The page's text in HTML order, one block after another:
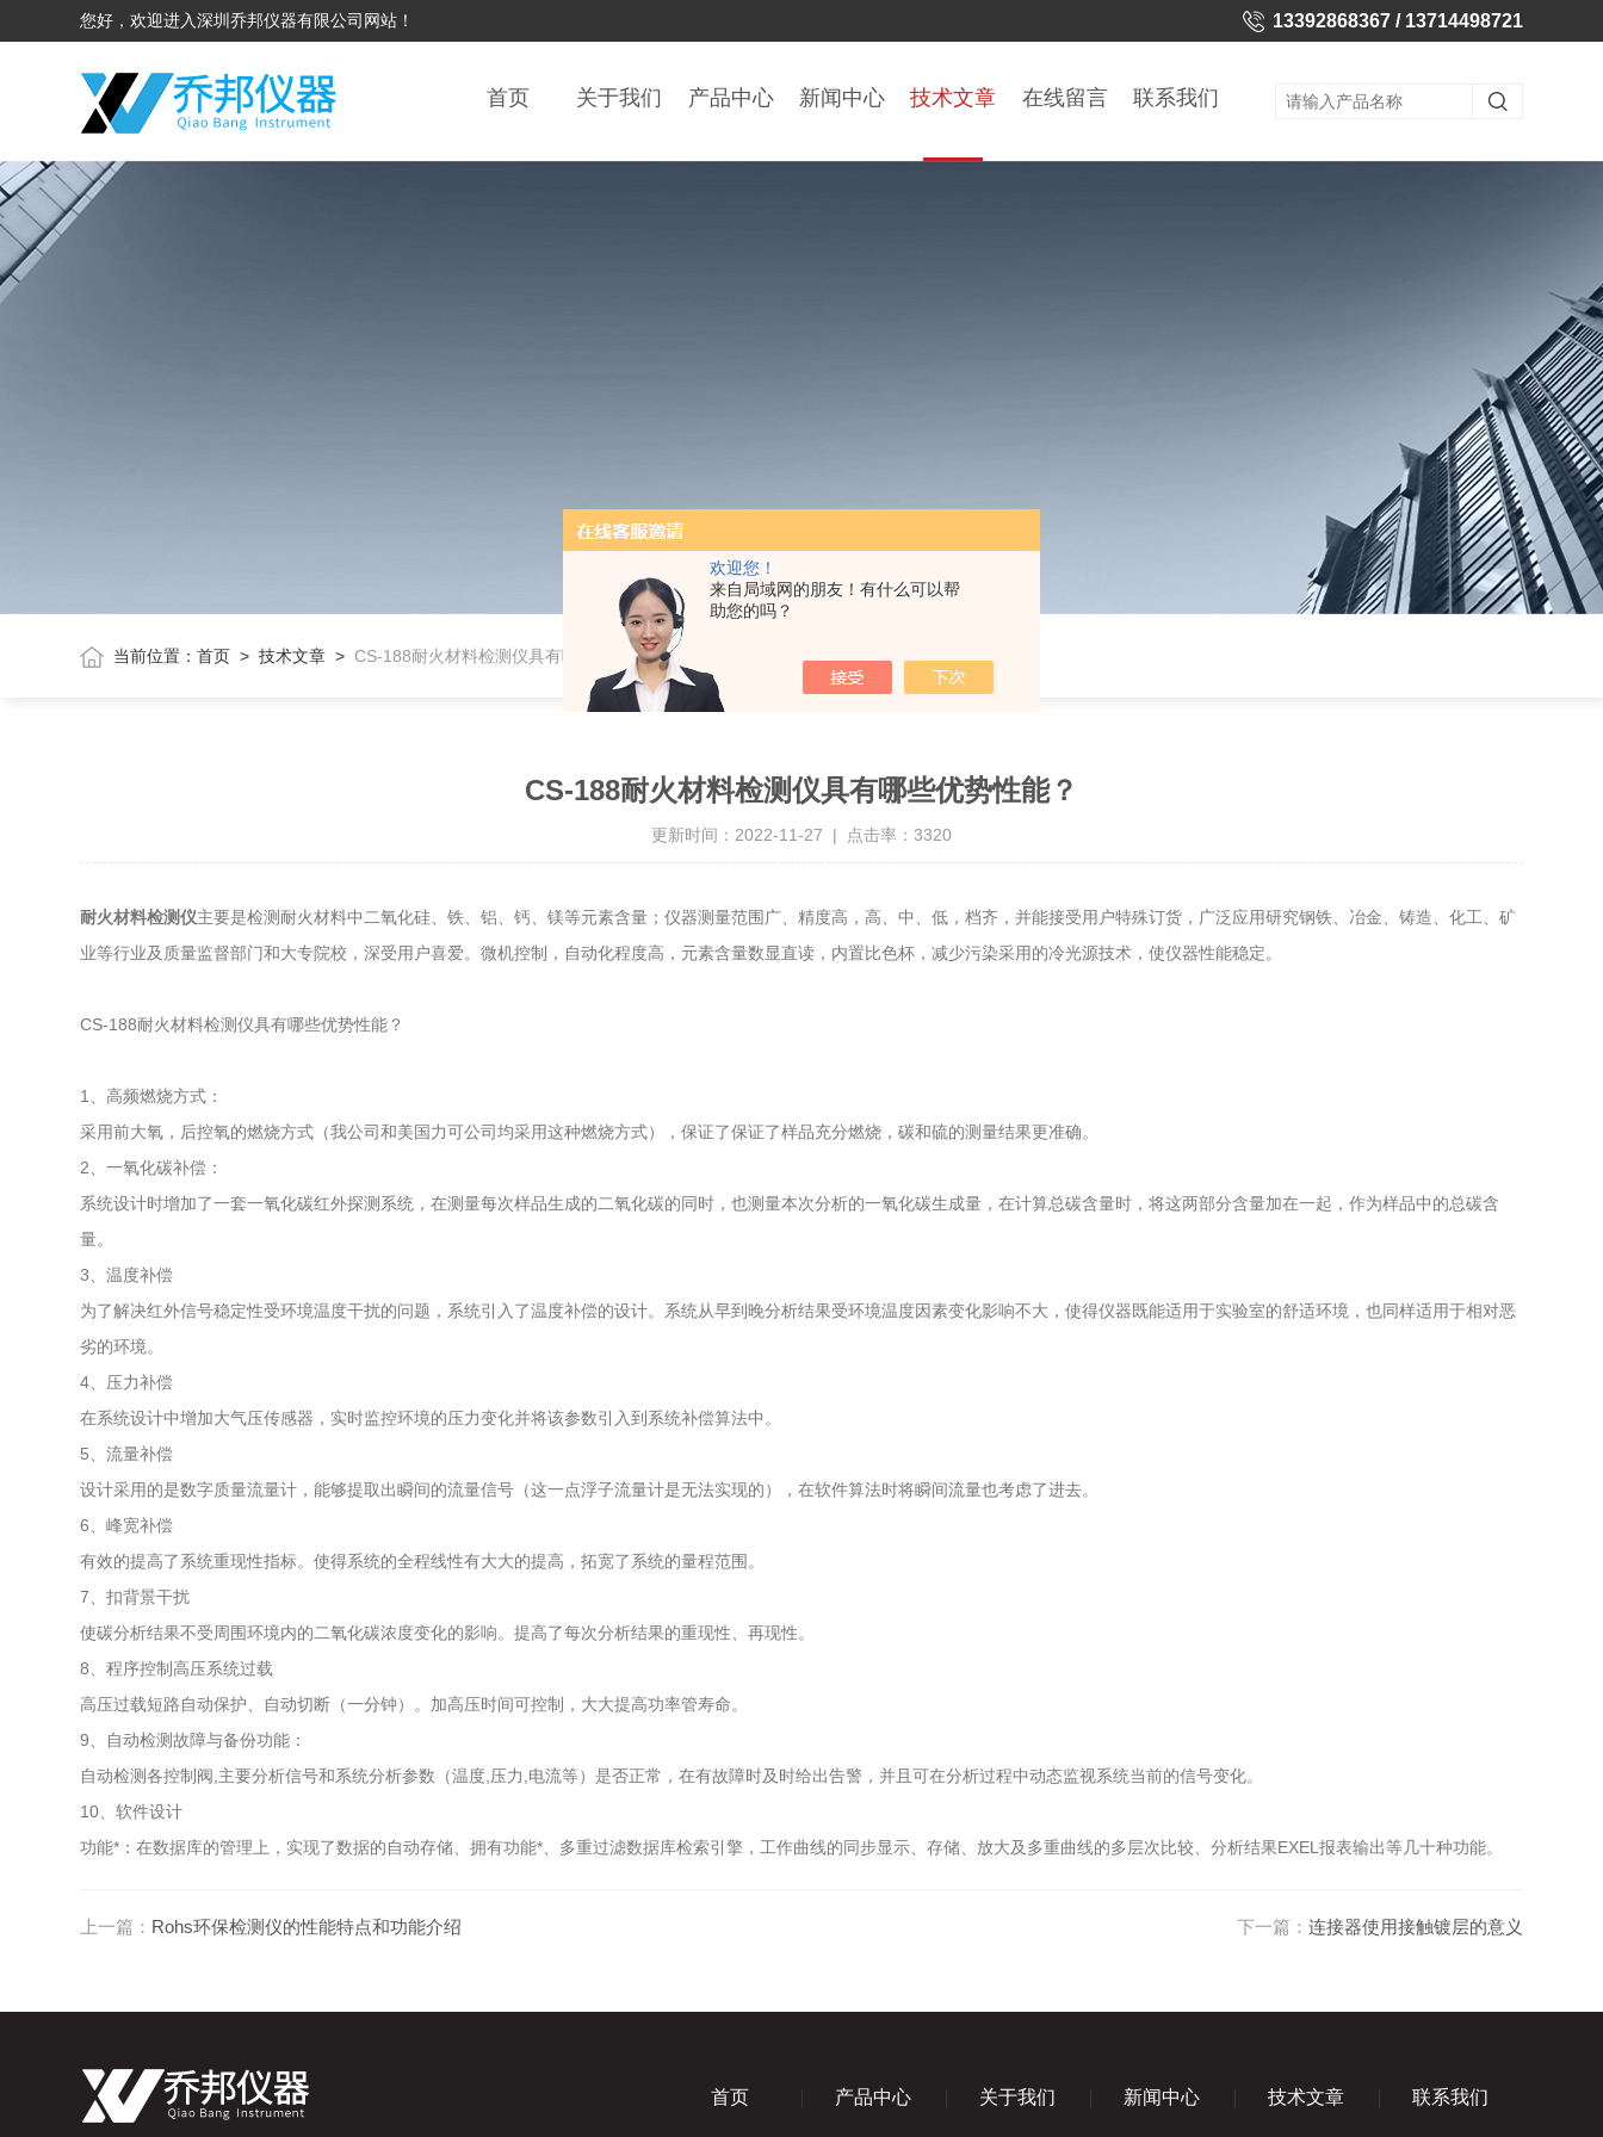
欢迎您！
来自局域网的朋友！有什么可以帮
助您的吗？
您好，欢迎进入深圳乔邦仪器有限公司网站！ 13392868367 / 13714498721
首页 关于我们 产品中心 新闻中心 技术文章 在线留言 联系我们
当前位置：首页 >技术文章 >CS-188耐火材料检测仪具有哪些优势性能？
CS-188耐火材料检测仪具有哪些优势性能？
更新时间：2022-11-27 | 点击率：3320
耐火材料检测仪主要是检测耐火材料中二氧化硅、铁、铝、钙、镁等元素含量；仪器测量范围广、精度高，高、中、低，档齐，并能接受用户特殊订货，广泛应用研究钢铁、冶金、铸造、化工、矿
业等行业及质量监督部门和大专院校，深受用户喜爱。微机控制，自动化程度高，元素含量数显直读，内置比色杯，减少污染采用的冷光源技术，使仪器性能稳定。
CS-188耐火材料检测仪具有哪些优势性能？
1、高频燃烧方式：
采用前大氧，后控氧的燃烧方式（我公司和美国力可公司均采用这种燃烧方式），保证了保证了样品充分燃烧，碳和硫的测量结果更准确。
2、一氧化碳补偿：
系统设计时增加了一套一氧化碳红外探测系统，在测量每次样品生成的二氧化碳的同时，也测量本次分析的一氧化碳生成量，在计算总碳含量时，将这两部分含量加在一起，作为样品中的总碳含
量。
3、温度补偿
为了解决红外信号稳定性受环境温度干扰的问题，系统引入了温度补偿的设计。系统从早到晚分析结果受环境温度因素变化影响不大，使得仪器既能适用于实验室的舒适环境，也同样适用于相对恶
劣的环境。
4、压力补偿
在系统设计中增加大气压传感器，实时监控环境的压力变化并将该参数引入到系统补偿算法中。
5、流量补偿
设计采用的是数字质量流量计，能够提取出瞬间的流量信号（这一点浮子流量计是无法实现的），在软件算法时将瞬间流量也考虑了进去。
6、峰宽补偿
有效的提高了系统重现性指标。使得系统的全程线性有大大的提高，拓宽了系统的量程范围。
7、扣背景干扰
使碳分析结果不受周围环境内的二氧化碳浓度变化的影响。提高了每次分析结果的重现性、再现性。
8、程序控制高压系统过载
高压过载短路自动保护、自动切断（一分钟）。加高压时间可控制，大大提高功率管寿命。
9、自动检测故障与备份功能：
自动检测各控制阀,主要分析信号和系统分析参数（温度,压力,电流等）是否正常，在有故障时及时给出告警，并且可在分析过程中动态监视系统当前的信号变化。
10、软件设计
功能*：在数据库的管理上，实现了数据的自动存储、拥有功能*、多重过滤数据库检索引擎，工作曲线的同步显示、存储、放大及多重曲线的多层次比较、分析结果EXEL报表输出等几十种功能。
上一篇： Rohs环保检测仪的性能特点和功能介绍 下一篇： 连接器使用接触镀层的意义
首页 产品中心 关于我们 新闻中心 技术文章 联系我们